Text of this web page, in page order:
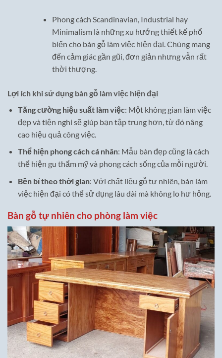
Phong cách Scandinavian, Industrial hay
Minimalism là những xu hướng thiết kế phổ
biến cho bàn gỗ làm việc hiện đại. Chúng mang
đến cảm giác gần gũi, đơn giản nhưng vẫn rất
thời thượng.
Lợi ích khi sử dụng bàn gỗ làm việc hiện đại
Tăng cường hiệu suất làm việc: Một không gian làm việc
đẹp và tiện nghi sẽ giúp bạn tập trung hơn, từ đó nâng
cao hiệu quả công việc.
Thể hiện phong cách cá nhân: Mẫu bàn đẹp cũng là cách
thể hiện gu thẩm mỹ và phong cách sống của mỗi người.
Bền bỉ theo thời gian: Với chất liệu gỗ tự nhiên, bàn làm
việc hiện đại có thể sử dụng lâu dài mà không lo hư hỏng.
Bàn gỗ tự nhiên cho phòng làm việc